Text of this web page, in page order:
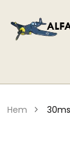
hem